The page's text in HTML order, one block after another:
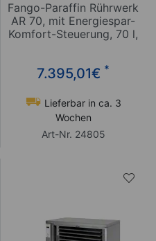
Fango-Paraffin Rührwerk
AR 70, mit Energiespar-
Komfort-Steuerung, 70 l,
7.395,01€ *
Lieferbar in ca. 3
Wochen
Art-Nr. 24805